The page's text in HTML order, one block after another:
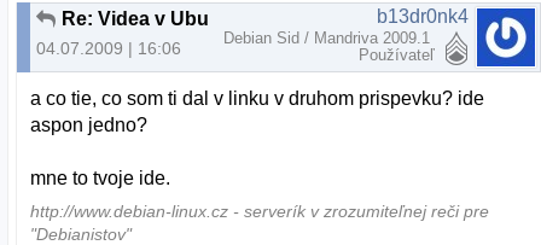
Re: Videa v Ubuntu
04.07.2009 | 16:06
b13dr0nk4
Debian Sid / Mandriva 2009.1
Používateľ
a co tie, co som ti dal v linku v druhom prispevku? ide
aspon jedno?
mne to tvoje ide.
http://www.debian-linux.cz - serverík v zrozumiteľnej reči pre
"Debianistov"